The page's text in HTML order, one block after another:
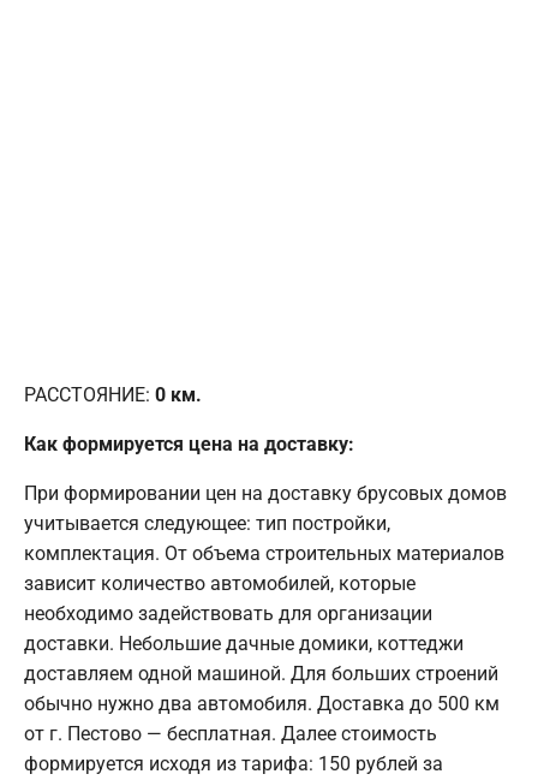
РАССТОЯНИЕ: 0 км.
Как формируется цена на доставку:
При формировании цен на доставку брусовых домов
учитывается следующее: тип постройки,
комплектация. От объема строительных материалов
зависит количество автомобилей, которые
необходимо задействовать для организации
доставки. Небольшие дачные домики, коттеджи
доставляем одной машиной. Для больших строений
обычно нужно два автомобиля. Доставка до 500 км
от г. Пестово — бесплатная. Далее стоимость
формируется исходя из тарифа: 150 рублей за